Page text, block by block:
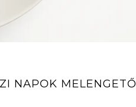
NAPOK MELENGETŐ